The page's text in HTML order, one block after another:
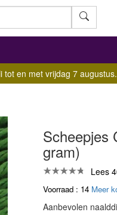
tot en met vrijdag 7 augustus.
Scheepjes
gram)
Lees
Voorraad : 14 Meer
Aanbevolen